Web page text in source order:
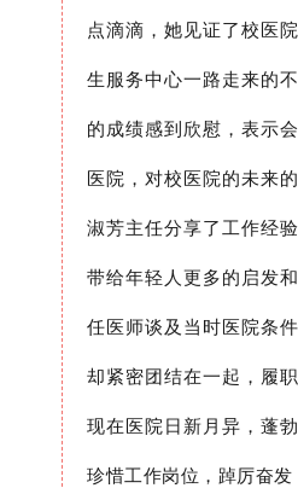
点滴滴，她见证了校医
生服务中心一路走来的
的成绩感到欣慰，表示
医院，对校医院的未来
淑芳主任分享了工作经
带给年轻人更多的启发和
任医师谈及当时医院条
却紧密团结在一起，履
现在医院日新月异，蓬
珍惜工作岗位，踔厉奋发